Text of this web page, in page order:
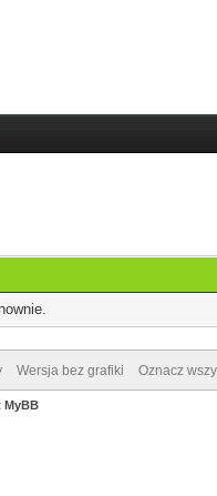
Wersja bez grafiki Oznacz
MyBB